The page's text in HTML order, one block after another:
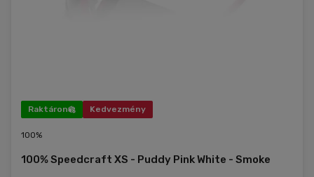
Raktáron Kedvezmény
100%
100% Speedcraft XS - Puddy Pink White - Smoke